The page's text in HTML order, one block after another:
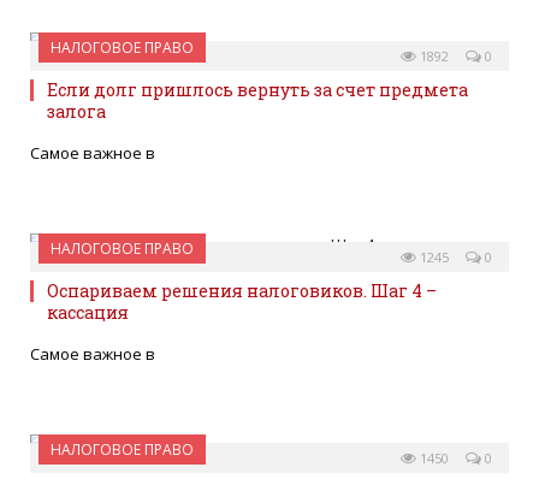
НАЛОГОВОЕ ПРАВО
22 ИЮЛЯ 2013 0
1892
Если долг пришлось вернуть за счет предмета
залога
Самое важное в
НАЛОГОВОЕ ПРАВО
17 ИЮНЯ 2013 0
1245
Оспариваем решения налоговиков. Шаг 4 –
кассация
Самое важное в
НАЛОГОВОЕ ПРАВО
16 АПРЕЛЯ 2013 0
1450